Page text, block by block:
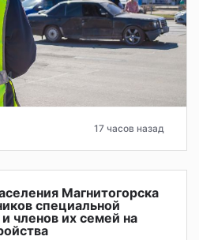
17 часов назад
Магнитогорска
специальной
членов их семей на